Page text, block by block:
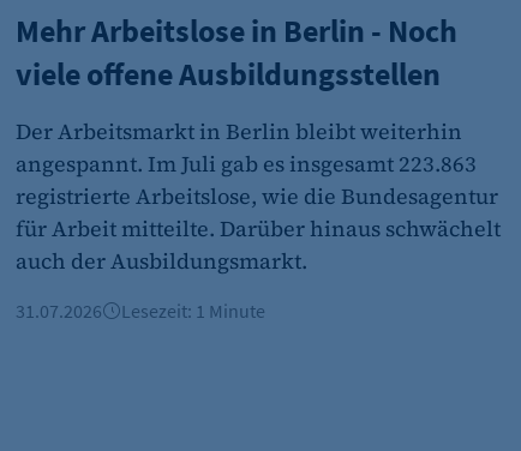
Mehr Arbeitslose in Berlin - Noch
viele offene Ausbildungsstellen
Der Arbeitsmarkt in Berlin bleibt weiterhin
angespannt. Im Juli gab es insgesamt 223.863
registrierte Arbeitslose, wie die Bundesagentur
für Arbeit mitteilte. Darüber hinaus schwächelt
auch der Ausbildungsmarkt.
31.07.2026 Lesezeit: 1 Minute